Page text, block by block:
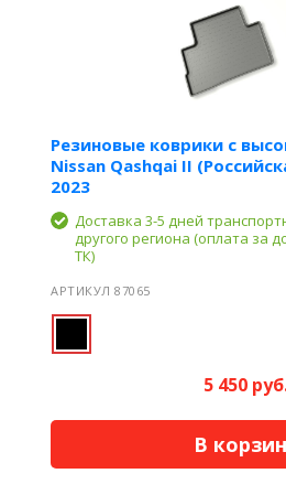
Резиновые коврики с
Nissan Qashqai II
2023
Доставка 3-5 дней
другого региона (оплата за
ТК)
АРТИКУЛ 87065
5 450
В